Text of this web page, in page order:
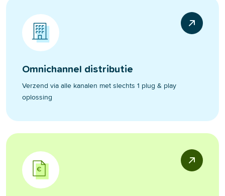
Omnichannel distributie
Verzend via alle kanalen met slechts 1 plug & play
oplossing